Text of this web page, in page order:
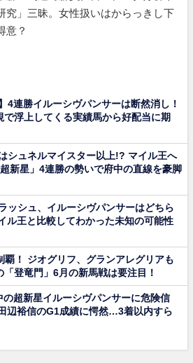
究」三昧。女性扱いはからっきし下
意？
4連勝イルーシヴパンサーは断然消し！
浮上してくる実績馬から好配当に期
シュネルマイスター以上!? マイル王へ
新星」4連勝の勢いで府中の直線を豪脚
ッシュ、イルーシヴパンサーはどちら
ル王と比較してわかった未知の可能性
覇！ ジオグリフ、グランアレグリアも
登竜門」6月の新馬戦は要注目！
超新星イルーシヴパンサーに危険信
辺裕信のG1成績に愕然…3着以内すら